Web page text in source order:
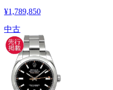
¥1,789,850
中古